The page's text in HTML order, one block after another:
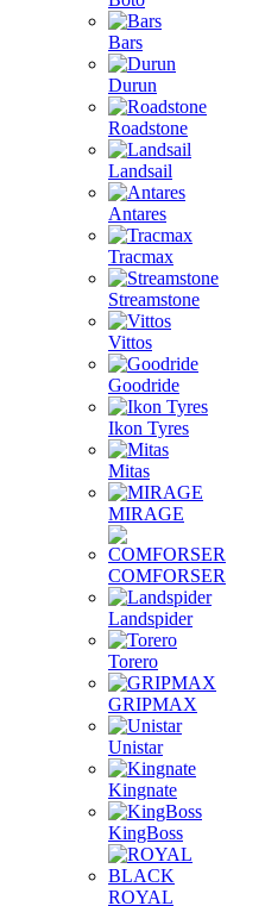
Bars
Durun
Roadstone
Landsail
Antares
Tracmax
Streamstone
Vittos
Goodride
Ikon Tyres
Mitas
MIRAGE
COMFORSER
Landspider
Torero
GRIPMAX
Unistar
Kingnate
KingBoss
ROYAL